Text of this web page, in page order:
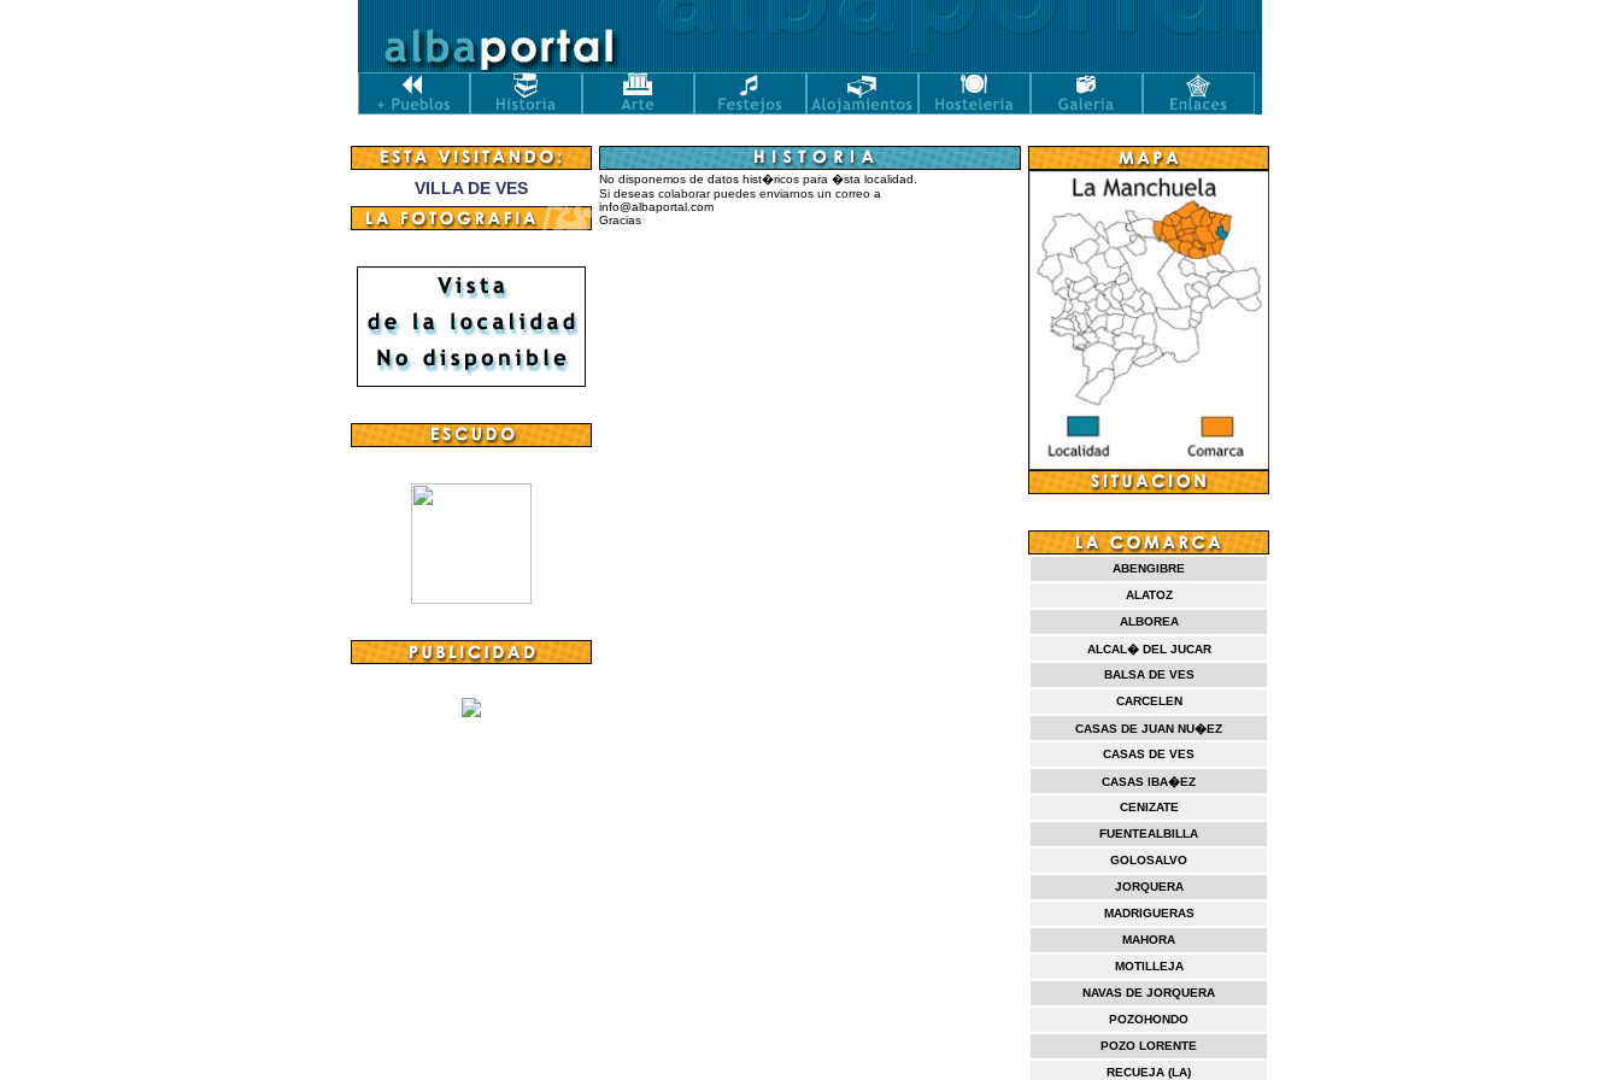
VILLA DE VES
No disponemos de datos hist�ricos para �sta localidad.
Si deseas colaborar puedes enviarnos un correo a
info@albaportal.com
Gracias
ABENGIBRE
ALATOZ
ALBOREA
ALCAL� DEL JUCAR
BALSA DE VES
CARCELEN
CASAS DE JUAN NU�EZ
CASAS DE VES
CASAS IBA�EZ
CENIZATE
FUENTEALBILLA
GOLOSALVO
JORQUERA
MADRIGUERAS
MAHORA
MOTILLEJA
NAVAS DE JORQUERA
POZOHONDO
POZO LORENTE
RECUEJA (LA)